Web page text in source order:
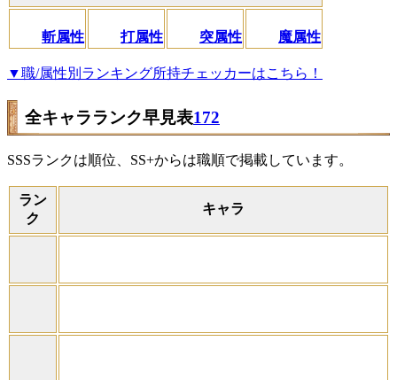
斬属性 打属性 突属性 魔属性
▼職/属性別ランキング所持チェッカーはこちら！
全キャラランク早見表172
SSSランクは順位、SS+からは職順で掲載しています。
ラン
ク
キャラ